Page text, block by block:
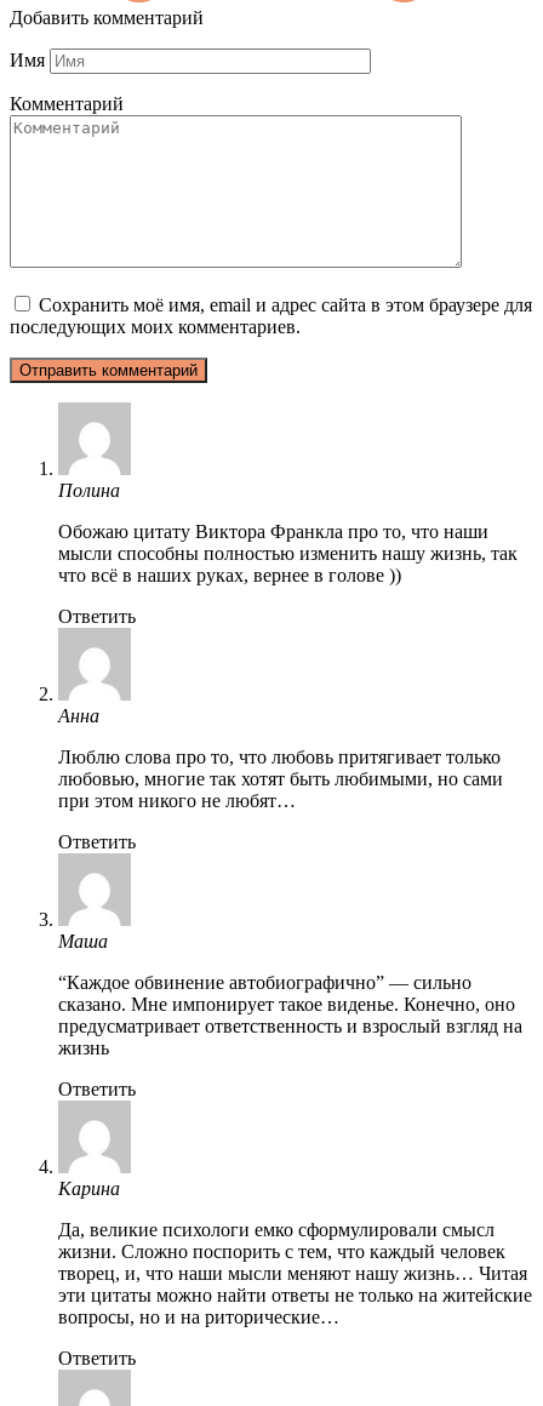
Добавить комментарий
Имя
Комментарий
Сохранить моё имя, email и адрес сайта в этом браузере для
последующих моих комментариев.
Полина
Обожаю цитату Виктора Франкла про то, что наши
мысли способны полностью изменить нашу жизнь, так
что всё в наших руках, вернее в голове ))
Ответить
Анна
Люблю слова про то, что любовь притягивает только
любовью, многие так хотят быть любимыми, но сами
при этом никого не любят…
Ответить
Маша
“Каждое обвинение автобиографично” — сильно
сказано. Мне импонирует такое виденье. Конечно, оно
предусматривает ответственность и взрослый взгляд на
жизнь
Ответить
Карина
Да, великие психологи емко сформулировали смысл
жизни. Сложно поспорить с тем, что каждый человек
творец, и, что наши мысли меняют нашу жизнь… Читая
эти цитаты можно найти ответы не только на житейские
вопросы, но и на риторические…
Ответить